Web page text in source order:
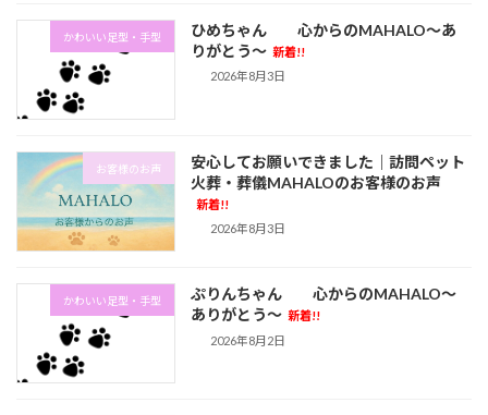
かわいい足型・手型
ひめちゃん 心からのMAHALO～あ
りがとう～ 新着!!
2026年8月3日
お客様のお声
安心してお願いできました｜訪問ペット
火葬・葬儀MAHALOのお客様のお声
新着!!
2026年8月3日
かわいい足型・手型
ぷりんちゃん 心からのMAHALO～
ありがとう～ 新着!!
2026年8月2日